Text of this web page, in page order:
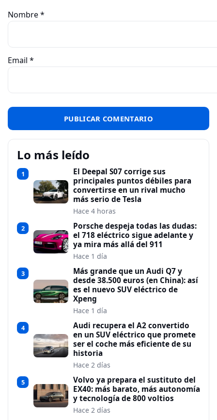
Nombre*
Email *
Lo más leído
1
El Deepal S07 corrige sus
principales puntos débiles para
convertirse en un rival mucho
más serio de Tesla
Hace 4 horas
2
Porsche despeja todas las dudas:
el 718 eléctrico sigue adelante y
ya mira más allá del 911
Hace 1 día
3
Más grande que un Audi Q7 y
desde 38.500 euros (en China): así
es el nuevo SUV eléctrico de
Xpeng
Hace 1 día
4
Audi recupera el A2 convertido
en un SUV eléctrico que promete
ser el coche más eficiente de su
historia
Hace 2 días
5
Volvo ya prepara el sustituto del
EX40: más barato, más autonomía
y tecnología de 800 voltios
Hace 2 días